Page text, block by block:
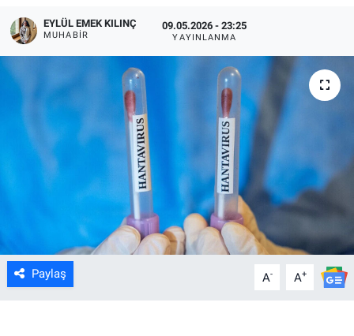
EYLÜL EMEK KILINÇ
MUHABIR
09.05.2026 - 23:25
YAYINLANMA
Paylaş A- A+